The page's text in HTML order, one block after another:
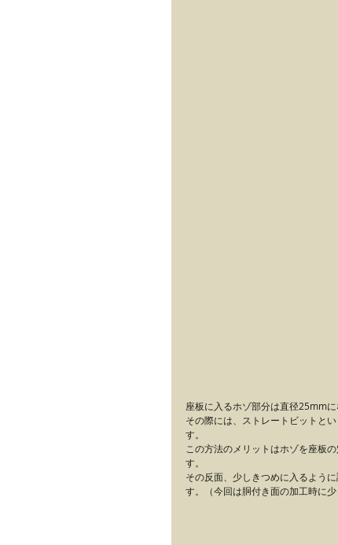
座板に入るホゾ部分は直径25mm
その際には、ストレートビットと
す。
この方法のメリットはホゾを座板
す。
その反面、少しきつめに入るよう
す。（今回は胴付き面の加工時に